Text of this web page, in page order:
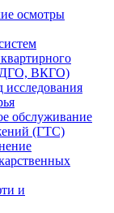
осмотры
ВКГО)
исследования
обслуживание
(ГТС)
и